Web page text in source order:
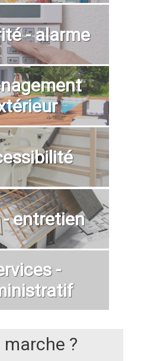
- alarme
- entretien
-
?